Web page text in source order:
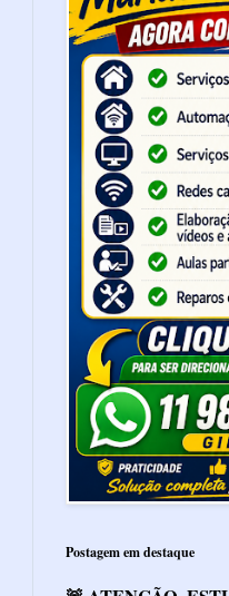
Postagem em destaque